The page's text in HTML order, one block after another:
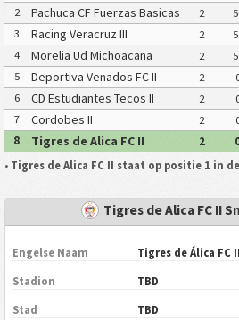
2
Pachuca CF Fuerzas Basicas
Pachuca CF III
2
3
Racing Veracruz III 2
4
Morelia Ud Michoacana 2
5
Deportiva Venados FC II 2
6
CD Estudiantes Tecos II 2
7
Cordobes II 2
8
Tigres de Alica FC II 2
• Tigres de Alica FC II staat op positie 1 in
Tigres de Alica FC II
Engelse Naam Tigres de Álica FC II
Stadion TBD
Stad TBD